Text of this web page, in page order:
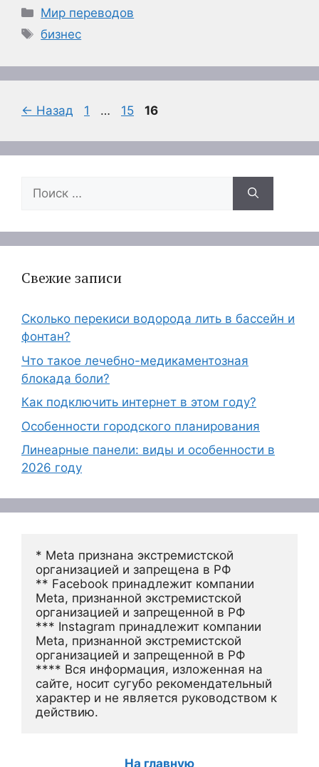
Рубрики
Мир переводов
Метки
бизнес
← Назад Страница
1 … Страница
15 Страница
16
Поиск:
Свежие записи
Сколько перекиси водорода лить в бассейн и
фонтан?
Что такое лечебно-медикаментозная
блокада боли?
Как подключить интернет в этом году?
Особенности городского планирования
Линеарные панели: виды и особенности в
2026 году
* Meta признана экстремистской
организацией и запрещена в РФ
** Facebook принадлежит компании
Meta, признанной экстремистской
организацией и запрещенной в РФ
*** Instagram принадлежит компании
Meta, признанной экстремистской
организацией и запрещенной в РФ
**** Вся информация, изложенная на
сайте, носит сугубо рекомендательный
характер и не является руководством к
действию.
На главную